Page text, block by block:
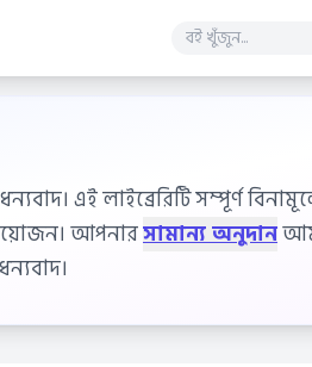
এই লাইব্রেরিটি সম্পূর্ণ
আপনার
সামান্য অনুদান